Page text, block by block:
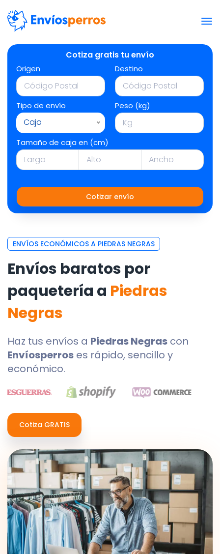
Cotiza gratis tu envío
Origen Destino
Tipo de envío
Caja
Peso (kg)
Tamaño de caja en (cm)
Cotizar envío
ENVÍOS ECONÓMICOS A PIEDRAS NEGRAS
Envíos baratos por
paquetería a Piedras
Negras
Haz tus envíos a Piedras Negras con
Envíosperros es rápido, sencillo y
económico.
Cotiza GRATIS